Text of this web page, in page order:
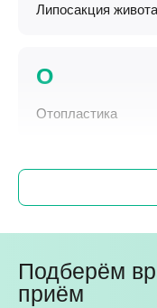
Липосакция живота
О
Отопластика
Подберём
приём